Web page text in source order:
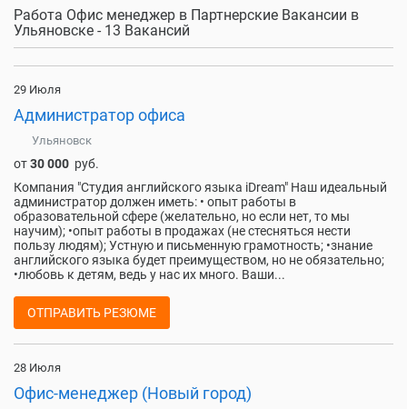
Работа Офис менеджер в Партнерские Вакансии в
Ульяновске - 13 Вакансий
29 Июля
Администратор офиса
Ульяновск
от30 000 руб.
Компания "Студия английского языка iDream" Наш идеальный
администратор должен иметь: • опыт работы в
образовательной сфере (желательно, но если нет, то мы
научим); •опыт работы в продажах (не стесняться нести
пользу людям); Устную и письменную грамотность; •знание
английского языка будет преимуществом, но не обязательно;
•любовь к детям, ведь у нас их много. Ваши...
ОТПРАВИТЬ РЕЗЮМЕ
28 Июля
Офис-менеджер (Новый город)